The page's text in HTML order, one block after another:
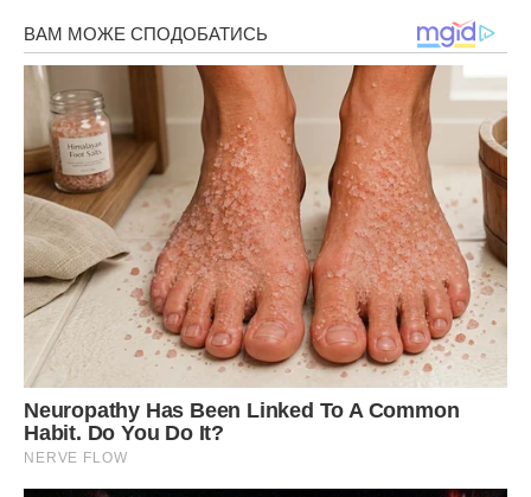
Олена виявилася скандальною жінкою, і вона
посварилася з однією зі своїх нових подруг, за звичкою
розповідаючи всі відомості, які дізналася від цієї жінки. Я
була присутня при цьому скандалі. Ображена подруга не
стала мовчки терпіти поведінку Олени, і надавала їй
хороших стусанів. На наступний день жінка забрала своїх
дітей і зникла з нашого життя і з села.
У селі всі поступово почали спілкуватися зі мною,
розуміючи, що пліткують всі і не зі зла. Першою зі мною
подружилася якраз та Наташа, яка посварилася з
Оленою. Але я більше нікого так близько до себе не
підпускаю, зберігаючи важливий нейтралітет з усіма
нашими жителями.
Сподіваюся, моя історія для когось стане повчальною.